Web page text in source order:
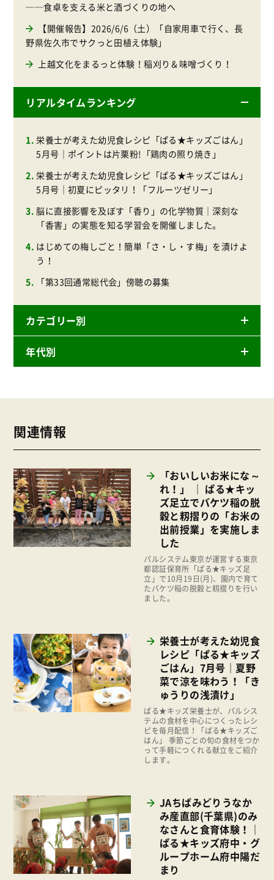
──食卓を支える米と酒づくりの地へ
【開催報告】2026/6/6（土）「自家用車で行く、長
野県佐久市でサクっと田植え体験」
上越文化をまるっと体験！稲刈り＆味噌づくり！
リアルタイムランキング
栄養士が考えた幼児食レシピ「ぱる★キッズごはん」
5月号｜ポイントは片栗粉!「鶏肉の照り焼き」
栄養士が考えた幼児食レシピ「ぱる★キッズごはん」
5月号｜初夏にピッタリ！「フルーツゼリー」
脳に直接影響を及ぼす「香り」の化学物質｜深刻な
「香害」の実態を知る学習会を開催しました。
はじめての梅しごと！簡単「さ・し・す梅」を漬けよ
う！
「第33回通常総代会」傍聴の募集
カテゴリー別
ニュースリリース
商品
組合員活動
平和と国際連帯
くらし
お米の出前授業
広報
復興支援
機関運営
消費者
食育
年代別
2024年
2023年
2022年
2021年
2020年
2019年
2014年
2013年
2012年
2011年
関連情報
「おいしいお米にな～
れ！」 ｜ ぱる★キッ
ズ足立でバケツ稲の脱
穀と籾摺りの「お米の
出前授業」を実施しま
した
パルシステム東京が運営する東京
都認証保育所「ぱる★キッズ足
立」で10月19日(月)、園内で育て
たバケツ稲の脱穀と籾摺りを行い
ました。
栄養士が考えた幼児食
レシピ「ぱる★キッズ
ごはん」7月号｜夏野
菜で涼を味わう！「き
ゅうりの浅漬け」
ぱる★キッズ栄養士が、パルシス
テムの食材を中心につくったレシ
ピを毎月配信！「ぱる★キッズご
はん」 季節ごとの旬の食材をつか
って手軽につくれる献立をご紹介
します。
JAちばみどりうなか
み産直部(千葉県)のみ
なさんと食育体験！｜
ぱる★キッズ府中・グ
ループホーム府中陽だ
まり